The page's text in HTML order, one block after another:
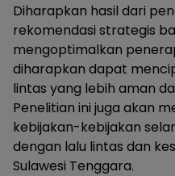
Diharapkan hasil dari
rekomendasi strategis
mengoptimalkan
diharapkan dapat
lintas yang lebih aman
Penelitian ini juga akan
kebijakan-kebijakan
dengan lalu lintas dan
Sulawesi Tenggara.